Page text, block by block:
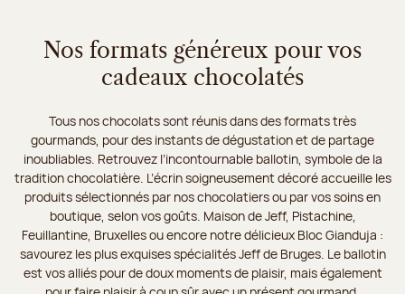
Nos formats généreux pour vos
cadeaux chocolatés
Tous nos chocolats sont réunis dans des formats très
gourmands, pour des instants de dégustation et de partage
inoubliables. Retrouvez l’incontournable ballotin, symbole de la
tradition chocolatière. L’écrin soigneusement décoré accueille les
produits sélectionnés par nos chocolatiers ou par vos soins en
boutique, selon vos goûts. Maison de Jeff, Pistachine,
Feuillantine, Bruxelles ou encore notre délicieux Bloc Gianduja :
savourez les plus exquises spécialités Jeff de Bruges. Le ballotin
est vos alliés pour de doux moments de plaisir, mais également